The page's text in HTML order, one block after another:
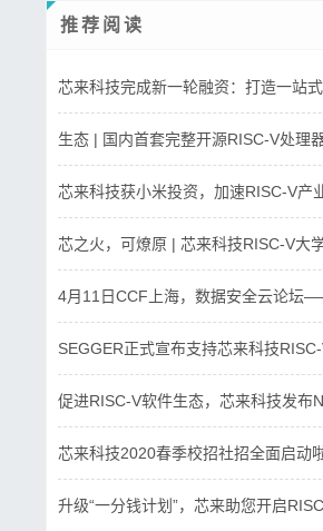
推荐阅读
芯来科技完成新一轮融资：打造一站
生态 | 国内首套完整开源RISC-V处理
芯来科技获小米投资，加速RISC-V产
芯之火，可燎原 | 芯来科技RISC-V大
4月11日CCF上海，数据安全云论坛
SEGGER正式宣布支持芯来科技
促进RISC-V软件生态，芯来科技发布
芯来科技2020春季校招社招全面启动啦
升级“一分钱计划”，芯来助您开启